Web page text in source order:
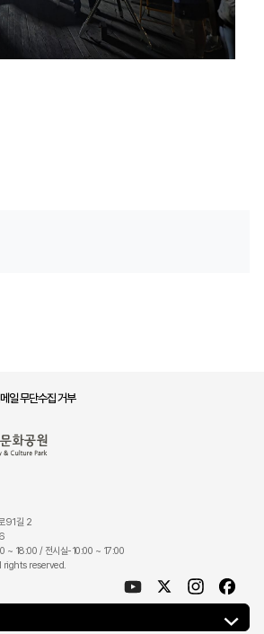
일 무단수집 거부
91길 2
~ 18:00 / 전시실-10:00 ~ 17:00
rights reserved.